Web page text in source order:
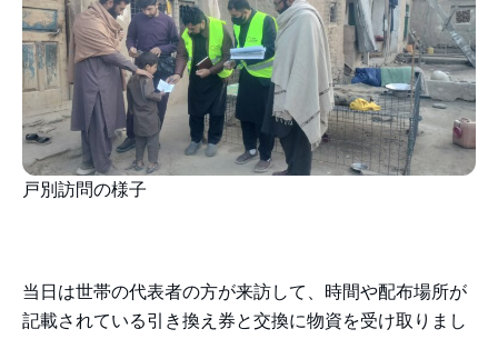
戸別訪問の様子
当日は世帯の代表者の方が来訪して、時間や配布場所が
記載されている引き換え券と交換に物資を受け取りまし